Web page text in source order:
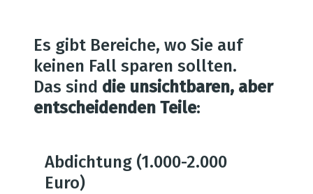
Es gibt Bereiche, wo Sie auf
keinen Fall sparen sollten.
Das sind die unsichtbaren, aber
entscheidenden Teile:
Abdichtung (1.000-2.000
Euro)